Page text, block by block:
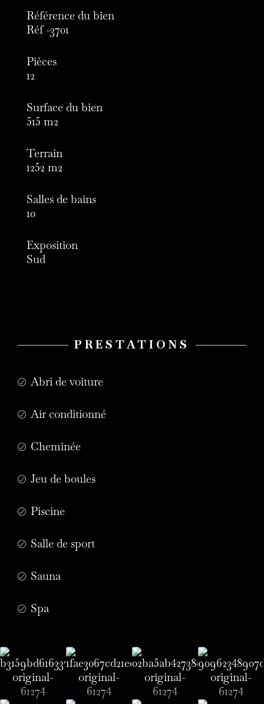
Référence du bien
Réf -3701
Pièces
12
Surface du bien
515 m2
Terrain
1252 m2
Salles de bains
10
Exposition
Sud
PRESTATIONS
Abri de voiture
Air conditionné
Cheminée
Jeu de boules
Piscine
Salle de sport
Sauna
Spa